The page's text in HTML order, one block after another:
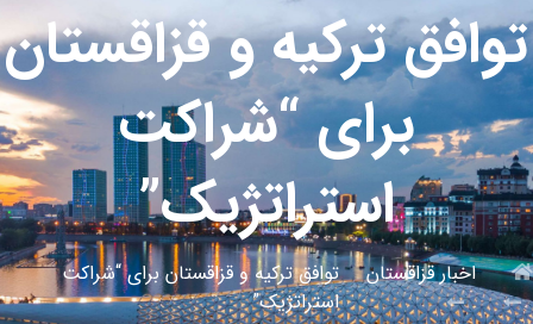
توافق ترکیه و قزاقستان
برای “شراکت
استراتژیک”
اخبار قزاقستان
توافق ترکیه و قزاقستان برای “شراکت
استراتژیک”